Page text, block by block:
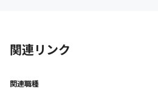
関連リンク
関連職種